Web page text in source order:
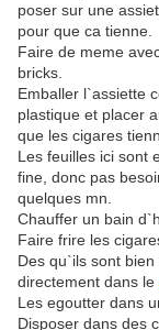
poser sur une
pour que ca tienne.
Faire de meme
bricks.
Emballer l`assiette
plastique et placer
que les cigares
Les feuilles ici sont
fine, donc pas
quelques mn.
Chauffer un bain
Faire frire les
Des qu`ils sont
directement dans le
Les egoutter dans
Disposer dans des